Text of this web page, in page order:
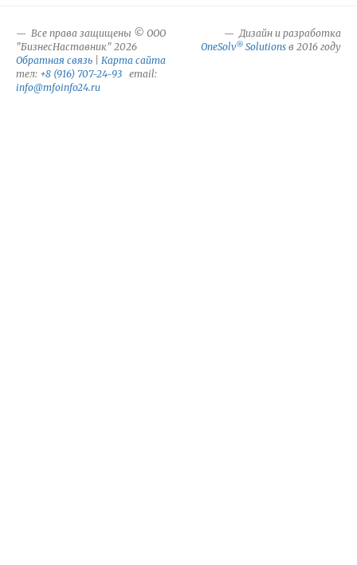
Все права защищены © ООО
"БизнесНаставник" 2026
Обратная связь
Карта сайта
тел: +8 (916) 707-24-93 email:
info@mfoinfo24.ru
Дизайн и разработка
OneSolv® Solutions в 2016 году